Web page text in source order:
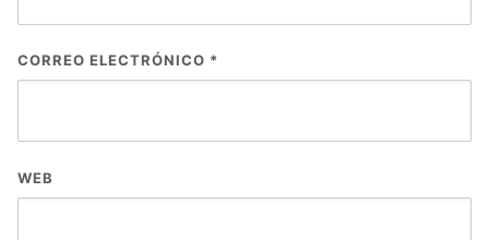
CORREO ELECTRÓNICO *
WEB